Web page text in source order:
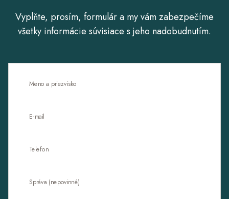
Vyplňte, prosím, formulár a my vám zabezpečíme
všetky informácie súvisiace s jeho nadobudnutím.
Meno a priezvisko
E-mail
Telefon
Správa (nepovinné)